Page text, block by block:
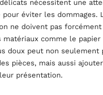
nécessitent une
pour éviter les dommages.
ne doivent pas
matériaux comme le
doux peut non seulement
pièces, mais aussi
présentation.